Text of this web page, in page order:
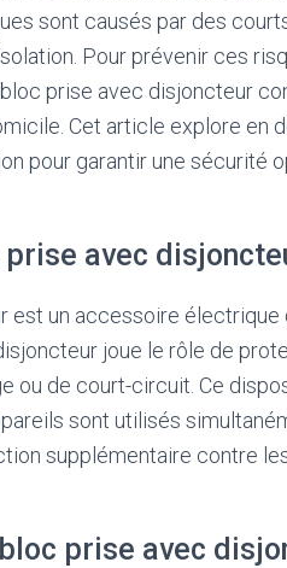
sont causés par des
Pour prévenir ces
prise avec disjoncteur
Cet article explore en
pour garantir une sécurité
prise avec
est un accessoire
joue le rôle de
ou de court-circuit. Ce
sont utilisés
supplémentaire contre
prise avec